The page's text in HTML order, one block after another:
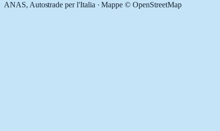
ANAS, Autostrade per l'Italia · Mappe © OpenStreetMap